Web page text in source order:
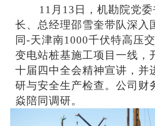
11月13日，机勘院党
长、总经理邵雪奎带队深入
同-天津南1000千伏特高压
变电站桩基施工项目一线，
十届四中全会精神宣讲，并
研与安全生产检查。公司财
焱陪同调研。